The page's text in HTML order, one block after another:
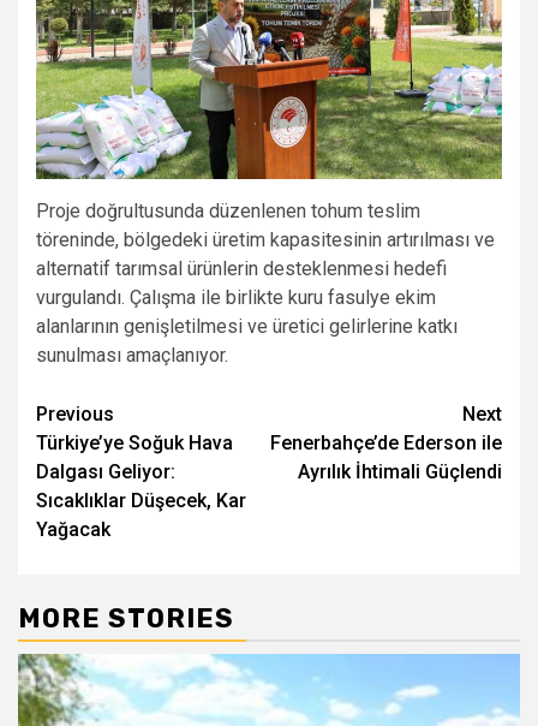
Proje doğrultusunda düzenlenen tohum teslim
töreninde, bölgedeki üretim kapasitesinin artırılması ve
alternatif tarımsal ürünlerin desteklenmesi hedefi
vurgulandı. Çalışma ile birlikte kuru fasulye ekim
alanlarının genişletilmesi ve üretici gelirlerine katkı
sunulması amaçlanıyor.
Post
navigation
Previous
Türkiye’ye Soğuk Hava
Dalgası Geliyor:
Sıcaklıklar Düşecek, Kar
Yağacak
Next
Fenerbahçe’de Ederson ile
Ayrılık İhtimali Güçlendi
MORE STORIES